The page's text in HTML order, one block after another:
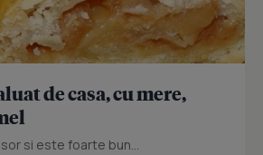
de casa, cu mere,
si este foarte bun...